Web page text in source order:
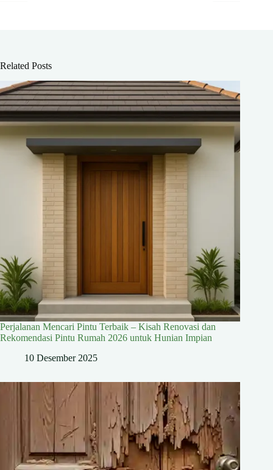
Related Posts
Perjalanan Mencari Pintu Terbaik – Kisah Renovasi dan
Rekomendasi Pintu Rumah 2026 untuk Hunian Impian
10 Desember 2025